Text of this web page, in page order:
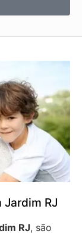
Jardim RJ
RJ, são